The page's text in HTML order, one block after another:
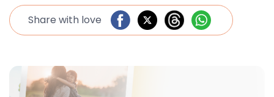
Share with love